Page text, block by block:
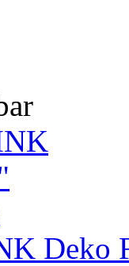
Deko